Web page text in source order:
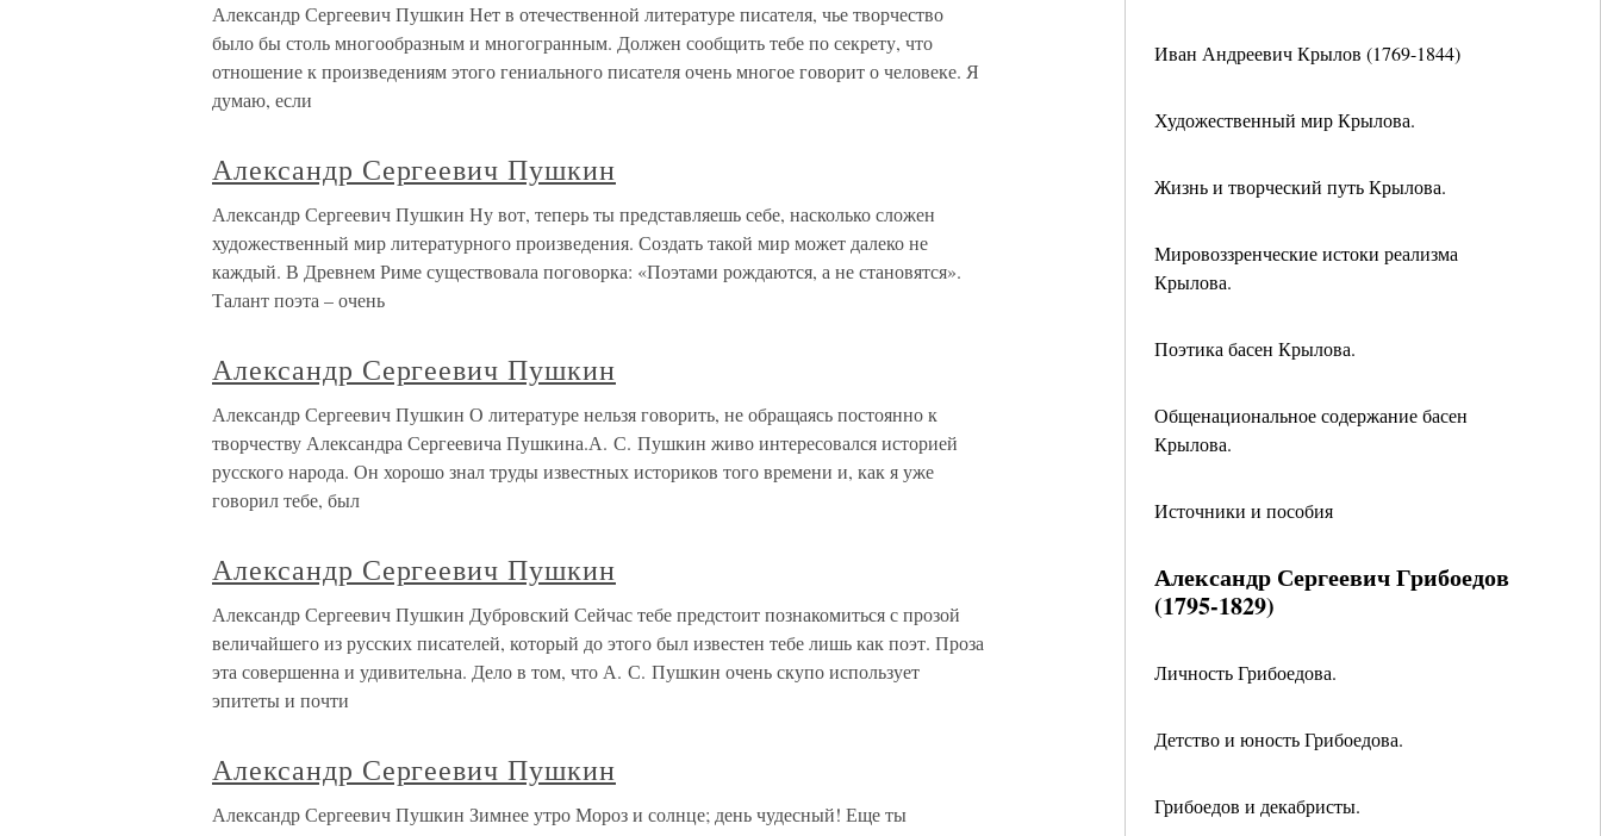
Иван Андреевич Крылов (1769-1844)
Художественный мир Крылова.
Жизнь и творческий путь Крылова.
Мировоззренческие истоки реализма
Крылова.
Поэтика басен Крылова.
Общенациональное содержание басен
Крылова.
Источники и пособия
Александр Сергеевич Грибоедов
(1795-1829)
Личность Грибоедова.
Детство и юность Грибоедова.
Грибоедов и декабристы.
Александр Сергеевич Пушкин Нет в отечественной литературе писателя, чье творчество
было бы столь многообразным и многогранным. Должен сообщить тебе по секрету, что
отношение к произведениям этого гениального писателя очень многое говорит о человеке. Я
думаю, если
Александр Сергеевич Пушкин
Александр Сергеевич Пушкин Ну вот, теперь ты представляешь себе, насколько сложен
художественный мир литературного произведения. Создать такой мир может далеко не
каждый. В Древнем Риме существовала поговорка: «Поэтами рождаются, а не становятся».
Талант поэта – очень
Александр Сергеевич Пушкин
Александр Сергеевич Пушкин О литературе нельзя говорить, не обращаясь постоянно к
творчеству Александра Сергеевича Пушкина.А. С. Пушкин живо интересовался историей
русского народа. Он хорошо знал труды известных историков того времени и, как я уже
говорил тебе, был
Александр Сергеевич Пушкин
Александр Сергеевич Пушкин Дубровский Сейчас тебе предстоит познакомиться с прозой
величайшего из русских писателей, который до этого был известен тебе лишь как поэт. Проза
эта совершенна и удивительна. Дело в том, что А. С. Пушкин очень скупо использует
эпитеты и почти
Александр Сергеевич Пушкин
Александр Сергеевич Пушкин Зимнее утро Мороз и солнце; день чудесный! Еще ты